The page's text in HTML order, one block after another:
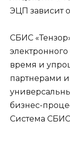
ЭЦП зависит
СБИС
время и
партнерами и
бизнес-
Система